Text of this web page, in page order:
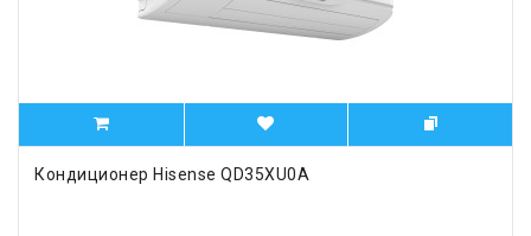
Кондиционер Hisense QD35XU0A